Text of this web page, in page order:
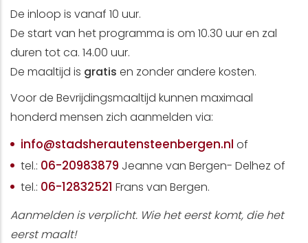
De inloop is vanaf 10 uur.
De start van het programma is om 10.30 uur en zal
duren tot ca. 14.00 uur.
De maaltijd is gratis en zonder andere kosten.
Voor de Bevrijdingsmaaltijd kunnen maximaal
honderd mensen zich aanmelden via:
info@stadsherautensteenbergen.nl of
tel.: 06-20983879 Jeanne van Bergen- Delhez of
tel.: 06-12832521 Frans van Bergen.
Aanmelden is verplicht. Wie het eerst komt, die het
eerst maalt!